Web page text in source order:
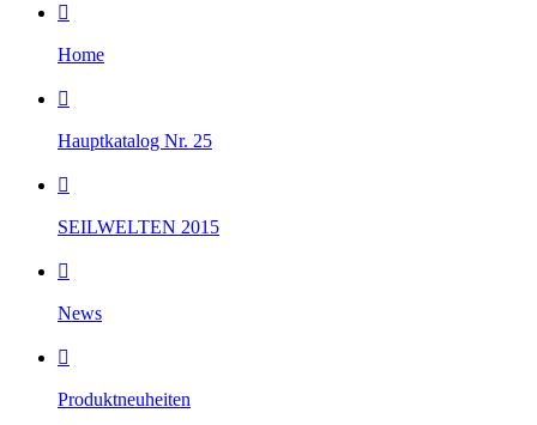

Home

Hauptkatalog Nr. 25

SEILWELTEN 2015

News

Produktneuheiten